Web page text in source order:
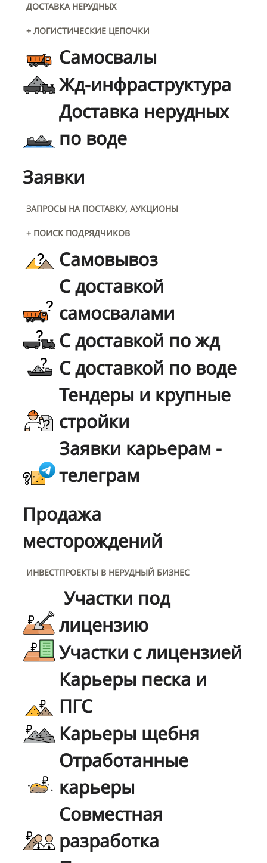
ДОСТАВКА НЕРУДНЫХ
+ ЛОГИСТИЧЕСКИЕ ЦЕПОЧКИ
Самосвалы
Жд-инфраструктура
Доставка нерудных
по воде
Заявки
ЗАПРОСЫ НА ПОСТАВКУ, АУКЦИОНЫ
+ ПОИСК ПОДРЯДЧИКОВ
Самовывоз
С доставкой
самосвалами
С доставкой по жд
С доставкой по воде
Тендеры и крупные
стройки
Заявки карьерам -
телеграм
Продажа
месторождений
ИНВЕСТПРОЕКТЫ В НЕРУДНЫЙ БИЗНЕС
Участки под
лицензию
Участки с лицензией
Карьеры песка и
ПГС
Карьеры щебня
Отработанные
карьеры
Совместная
разработка